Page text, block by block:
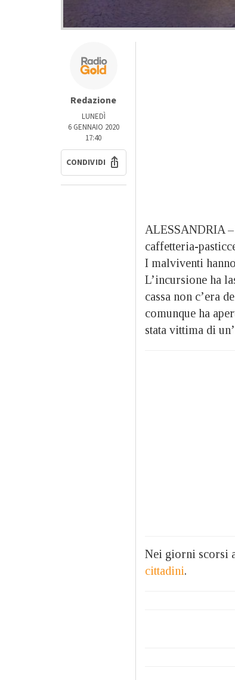
Redazione
LUNEDÌ
6 GENNAIO 2020
17:40
CONDIVIDI
ALESSANDRIA
caffetteria-
I malviventi
L’incursione ha
cassa non c’era
comunque ha
stata vittima di
Nei giorni scorsi
cittadini.